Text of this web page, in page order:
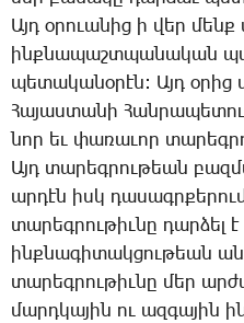
Այդ օ­րո­ւա­նից ի վեր մենք
ինք­նա­պաշտ­պա­նա­կան
պե­տա­կա­նօ­րէն: Այդ օ­րից
­Հա­յաս­տա­նի
նոր եւ փա­ռա­ւոր
Այդ տա­րեգ­րու­թեան
ար­դէն իսկ դա­սագրքե­րում
տա­րեգ­րու­թիւ­նը դար­ձել
ինք­նա­գի­տակ­ցու­թեան
տա­րեգ­րու­թիւ­նը մեր
մարդ­կա­յին ու ազ­գա­յին